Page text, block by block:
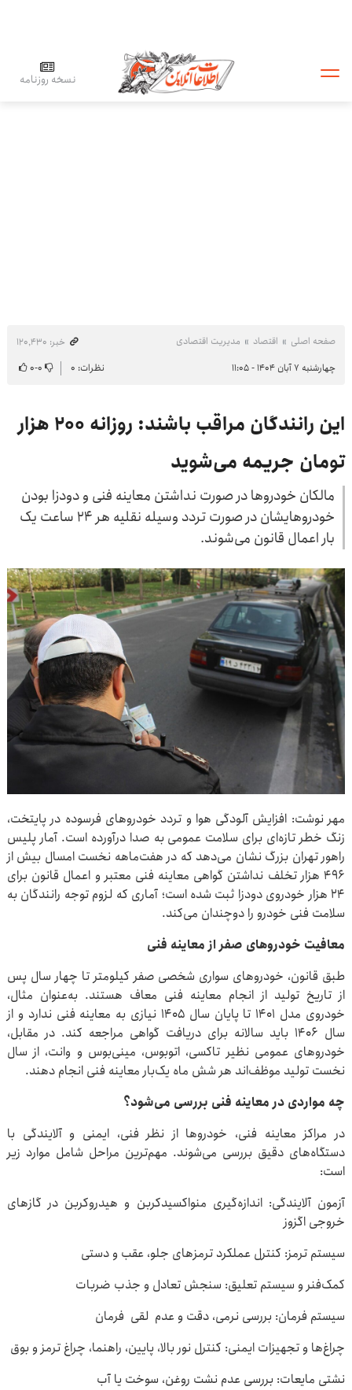
نسخه روزنامه
صفحه اصلی اقتصاد مدیریت اقتصادی
خبر: ۱۲۰٬۴۳۰
چهارشنبه ۷ آبان ۱۴۰۴ - ۱۱:۰۵
نظرات: ۰ ۰-۰
این رانندگان مراقب باشند: روزانه ۲۰۰ هزار
تومان جریمه می‌شوید
مالکان خودروها در صورت نداشتن معاینه فنی و دودزا بودن
خودروهایشان در صورت تردد وسیله نقلیه هر ۲۴ ساعت یک
بار اعمال قانون می‌شوند.
مهر نوشت: افزایش آلودگی هوا و تردد خودروهای فرسوده در پایتخت،
زنگ خطر تازه‌ای برای سلامت عمومی به صدا درآورده است. آمار پلیس
راهور تهران بزرگ نشان می‌دهد که در هفت‌ماهه نخست امسال بیش از
۴۹۶ هزار تخلف نداشتن گواهی معاینه فنی معتبر و اعمال قانون برای
۲۴ هزار خودروی دودزا ثبت شده است؛ آماری که لزوم توجه رانندگان به
سلامت فنی خودرو را دوچندان می‌کند.
معافیت خودروهای صفر از معاینه فنی
طبق قانون، خودروهای سواری شخصی صفر کیلومتر تا چهار سال پس
از تاریخ تولید از انجام معاینه فنی معاف هستند. به‌عنوان مثال،
خودروی مدل ۱۴۰۱ تا پایان سال ۱۴۰۵ نیازی به معاینه فنی ندارد و از
سال ۱۴۰۶ باید سالانه برای دریافت گواهی مراجعه کند. در مقابل،
خودروهای عمومی نظیر تاکسی، اتوبوس، مینی‌بوس و وانت، از سال
نخست تولید موظف‌اند هر شش ماه یک‌بار معاینه فنی انجام دهند.
چه مواردی در معاینه فنی بررسی می‌شود؟
در مراکز معاینه فنی، خودروها از نظر فنی، ایمنی و آلایندگی با
دستگاه‌های دقیق بررسی می‌شوند. مهم‌ترین مراحل شامل موارد زیر
است:
آزمون آلایندگی: اندازه‌گیری منواکسیدکربن و هیدروکربن در گازهای
خروجی اگزوز
سیستم ترمز: کنترل عملکرد ترمزهای جلو، عقب و دستی
کمک‌فنر و سیستم تعلیق: سنجش تعادل و جذب ضربات
سیستم فرمان: بررسی نرمی، دقت و عدم لقی فرمان
چراغ‌ها و تجهیزات ایمنی: کنترل نور بالا، پایین، راهنما، چراغ ترمز و بوق
نشتی مایعات: بررسی عدم نشت روغن، سوخت یا آب